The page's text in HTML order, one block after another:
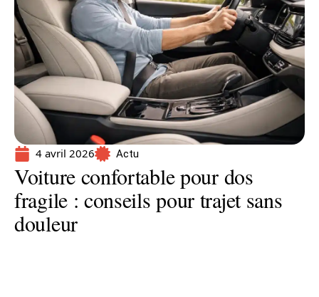
4 avril 2026 Actu
Voiture confortable pour dos
fragile : conseils pour trajet sans
douleur